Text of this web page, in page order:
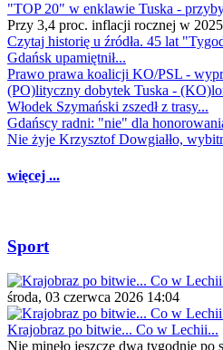
"TOP 20" w enklawie Tuska -
Przy 3,4 proc. inflacji rocznej w
Czytaj historię u źródła. 45 lat
Gdańsk upamiętnił...
Prawo prawa koalicji KO/PSL -
(PO)lityczny dobytek Tuska -
Włodek Szymański zszedł z trasy...
Gdańscy radni: "nie" dla
Nie żyje Krzysztof Dowgiałło,
więcej ...
Sport
środa, 03 czerwca 2026 14:04
Krajobraz po bitwie... Co w Lechii...
Nie minęło jeszcze dwa tygodnie po